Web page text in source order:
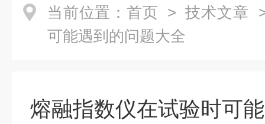
当前位置： 首页 > 技术文章
可能遇到的问题大全
熔融指数仪在试验时可